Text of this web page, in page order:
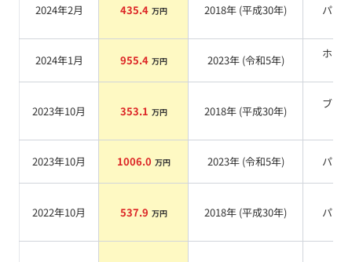
2024年2月 435.4 万円 2018年 (平成30年) パール
2024年1月 955.4 万円 2023年 (令和5年)
ホワ
2023年10月 353.1 万円 2018年 (平成30年)
ブラ
2023年10月 1006.0 万円 2023年 (令和5年) パール
2022年10月 537.9 万円 2018年 (平成30年) パール